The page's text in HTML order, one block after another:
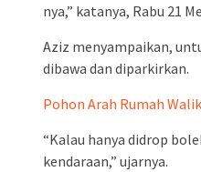
nya,” katanya, Rabu 21
Aziz menyampaikan,
dibawa dan diparkirkan.
Pohon Arah Rumah
“Kalau hanya didrop
kendaraan,” ujarnya.